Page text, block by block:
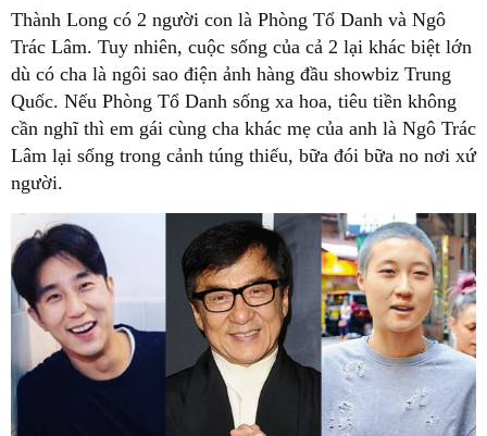
Thành Long có 2 người con là Phòng Tổ Danh và Ngô
Trác Lâm. Tuy nhiên, cuộc sống của cả 2 lại khác biệt lớn
dù có cha là ngôi sao điện ảnh hàng đầu showbiz Trung
Quốc. Nếu Phòng Tổ Danh sống xa hoa, tiêu tiền không
cần nghĩ thì em gái cùng cha khác mẹ của anh là Ngô Trác
Lâm lại sống trong cảnh túng thiếu, bữa đói bữa no nơi xứ
người.